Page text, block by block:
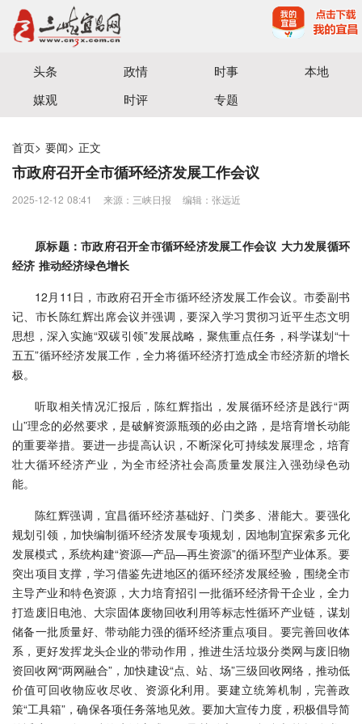
宜昌三峡融媒体中心主办
头条 政情 时事
本地
媒观
时评 专题
首页> 要闻> 正文
市政府召开全市循环经济发展工作会议
2025-12-12 08:41 来源：三峡日报 编辑：张远近
原标题：市政府召开全市循环经济发展工作会议 大力发展循环
经济 推动经济绿色增长
12月11日，市政府召开全市循环经济发展工作会议。市委副书
记、市长陈红辉出席会议并强调，要深入学习贯彻习近平生态文明
思想，深入实施“双碳引领”发展战略，聚焦重点任务，科学谋划“十
五五”循环经济发展工作，全力将循环经济打造成全市经济新的增长
极。
听取相关情况汇报后，陈红辉指出，发展循环经济是践行“两
山”理念的必然要求，是破解资源瓶颈的必由之路，是培育增长动能
的重要举措。要进一步提高认识，不断深化可持续发展理念，培育
壮大循环经济产业，为全市经济社会高质量发展注入强劲绿色动
能。
陈红辉强调，宜昌循环经济基础好、门类多、潜能大。要强化
规划引领，加快编制循环经济发展专项规划，因地制宜探索多元化
发展模式，系统构建“资源—产品—再生资源”的循环型产业体系。要
突出项目支撑，学习借鉴先进地区的循环经济发展经验，围绕全市
主导产业和特色资源，大力培育招引一批循环经济骨干企业，全力
打造废旧电池、大宗固体废物回收利用等标志性循环产业链，谋划
储备一批质量好、带动能力强的循环经济重点项目。要完善回收体
系，更好发挥龙头企业的带动作用，推进生活垃圾分类网与废旧物
资回收网“两网融合”，加快建设“点、站、场”三级回收网络，推动低
价值可回收物应收尽收、资源化利用。要建立统筹机制，完善政
策“工具箱”，确保各项任务落地见效。要加大宣传力度，积极倡导简